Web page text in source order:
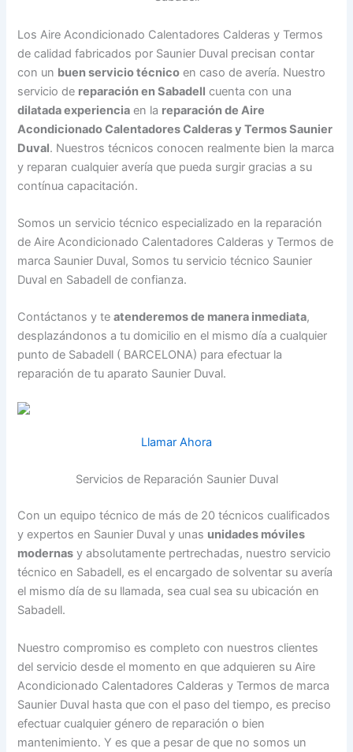
Los Aire Acondicionado Calentadores Calderas y Termos
de calidad fabricados por Saunier Duval precisan contar
con un buen servicio técnico en caso de avería. Nuestro
servicio de reparación en Sabadell cuenta con una
dilatada experiencia en la reparación de Aire
Acondicionado Calentadores Calderas y Termos Saunier
Duval. Nuestros técnicos conocen realmente bien la marca
y reparan cualquier avería que pueda surgir gracias a su
contínua capacitación.
Somos un servicio técnico especializado en la reparación
de Aire Acondicionado Calentadores Calderas y Termos de
marca Saunier Duval, Somos tu servicio técnico Saunier
Duval en Sabadell de confianza.
Contáctanos y teatenderemos de manera inmediata,
desplazándonos a tu domicilio en el mismo día a cualquier
punto de Sabadell ( BARCELONA) para efectuar la
reparación de tu aparato Saunier Duval.
Llamar Ahora
Servicios de Reparación Saunier Duval
Con un equipo técnico de más de 20 técnicos cualificados
y expertos en Saunier Duval y unas unidades móviles
modernas y absolutamente pertrechadas, nuestro servicio
técnico en Sabadell, es el encargado de solventar su avería
el mismo día de su llamada, sea cual sea su ubicación en
Sabadell.
Nuestro compromiso es completo con nuestros clientes
del servicio desde el momento en que adquieren su Aire
Acondicionado Calentadores Calderas y Termos de marca
Saunier Duval hasta que con el paso del tiempo, es preciso
efectuar cualquier género de reparación o bien
mantenimiento. Y es que a pesar de que no somos un